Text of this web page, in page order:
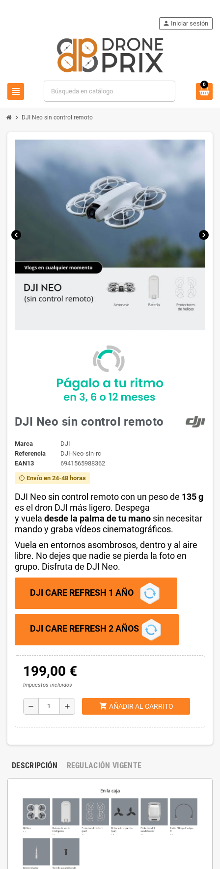
view_headline
person Iniciar sesión
0
chevron_right DJI Neo sin control remoto
chevron_left chevron_right
DJI Neo sin control remoto
Marca
DJI
Referencia
DJI-Neo-sin-rc
EAN13
6941565988362
error_outline Envío en 24-48 horas
DJI Neo sin control remoto con un peso de 135 g
es el dron DJI más ligero. Despega
y vuela desde la palma de tu mano sin necesitar
mando y graba vídeos cinematográficos.
Vuela en entornos asombrosos, dentro y al aire
libre. No dejes que nadie se pierda la foto en
grupo. Disfruta de DJI Neo.
DJI CARE REFRESH 1 AÑO
DJI CARE REFRESH 2 AÑOS
199,00 €
Impuestos incluidos
remove add shopping_cart AÑADIR AL CARRITO
DESCRIPCIÓN REGULACIÓN VIGENTE